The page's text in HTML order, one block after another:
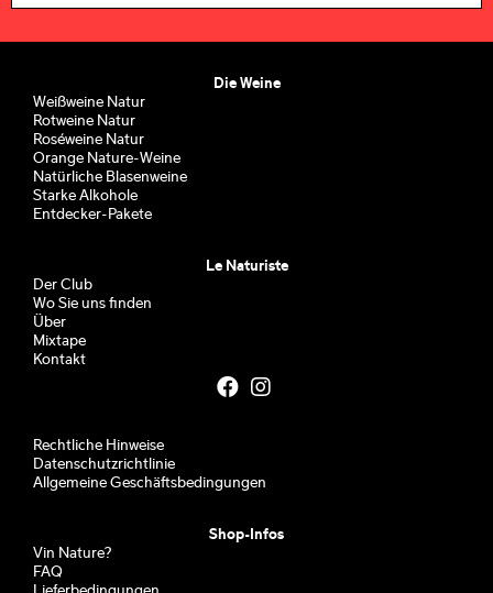
Die Weine
Weißweine Natur
Rotweine Natur
Roséweine Natur
Orange Nature-Weine
Natürliche Blasenweine
Starke Alkohole
Entdecker-Pakete
Le Naturiste
Der Club
Wo Sie uns finden
Über
Mixtape
Kontakt
Rechtliche Hinweise
Datenschutzrichtlinie
Allgemeine Geschäftsbedingungen
Shop-Infos
Vin Nature?
FAQ